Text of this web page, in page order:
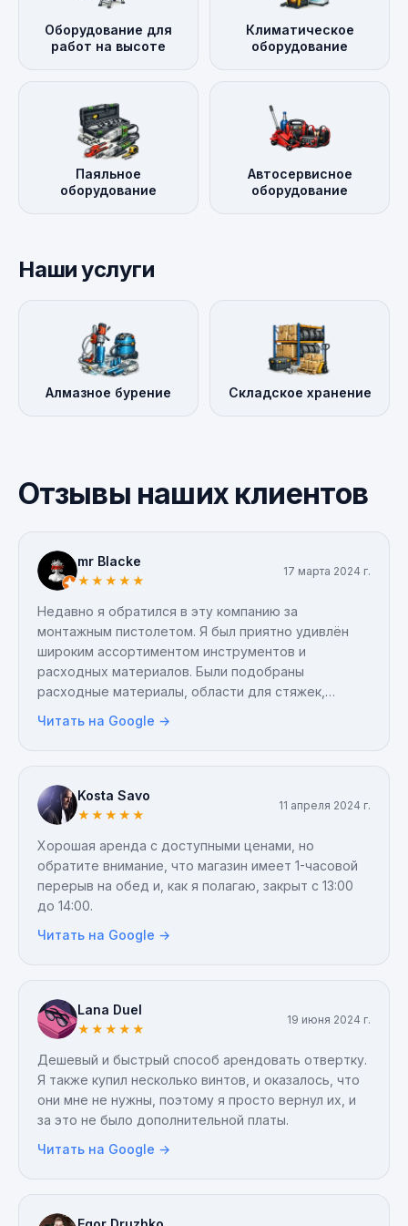
Оборудование для
работ на высоте
Климатическое
оборудование
Паяльное
оборудование
Автосервисное
оборудование
Наши услуги
Алмазное бурение Складское хранение
Отзывы наших клиентов
mr Blacke
★ ★ ★ ★ ★
17 марта 2024 г.
Недавно я обратился в эту компанию за
монтажным пистолетом. Я был приятно удивлён
широким ассортиментом инструментов и
расходных материалов. Были подобраны
расходные материалы, области для стяжек,
монтажного пистолета. Вы также можете
компанию за монтажным пистолетом. Я был
приятно удивлён широким ассортиментом
подобраны расходные материалы, области для
стяжек, держатели для кабелей и многое другое
для монтажного пистолета. Вы также можете
приобрести у них новый инструмент или заказать
инструмент на заказ.
Читать на Google →
Kosta Savo
★ ★ ★ ★ ★
11 апреля 2024 г.
Хорошая аренда с доступными ценами, но
обратите внимание, что магазин имеет 1-часовой
перерыв на обед и, как я полагаю, закрыт с 13:00
до 14:00.
Читать на Google →
Lana Duel
★ ★ ★ ★ ★
19 июня 2024 г.
Дешевый и быстрый способ арендовать отвертку.
Я также купил несколько винтов, и оказалось, что
они мне не нужны, поэтому я просто вернул их, и
за это не было дополнительной платы.
Читать на Google →